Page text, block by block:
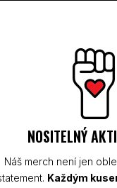
NOSITELNÝ
Náš merch není jen
Každým